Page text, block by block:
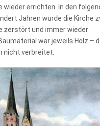
wieder errichten. In den
Jahren wurde die Kirche
zerstört und immer wieder
war jeweils Holz –
nicht verbreitet.